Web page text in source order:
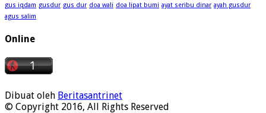
gus iqdam gusdur gus dur doa wali doa lipat bumi ayat seribu dinar ayah gusdur
agus salim
Online
Dibuat oleh Beritasantrinet
© Copyright 2016, All Rights Reserved